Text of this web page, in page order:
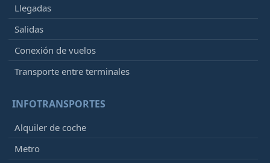
Llegadas
Salidas
Conexión de vuelos
Transporte entre terminales
INFOTRANSPORTES
Alquiler de coche
Metro